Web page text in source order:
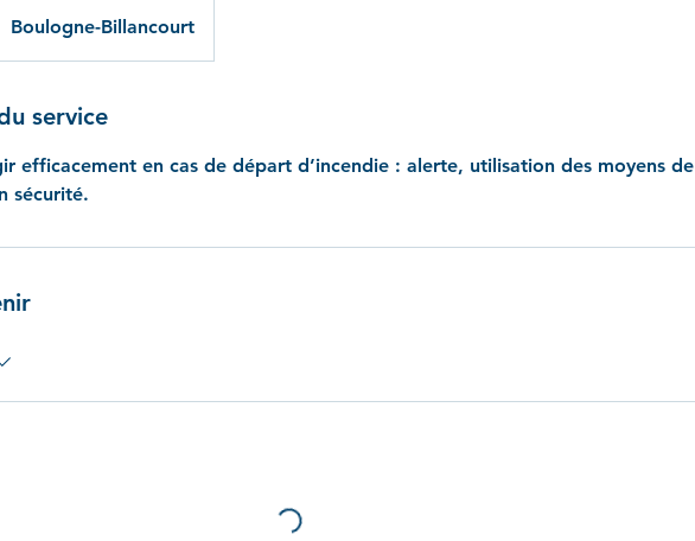
Boulogne-Billancourt
service
efficacement en cas de départ d’incendie : alerte, utilisation des moyens de
sécurité.